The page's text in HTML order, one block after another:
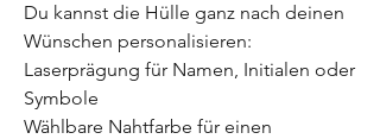
Du kannst die Hülle ganz nach deinen
Wünschen personalisieren:
Laserprägung für Namen, Initialen oder
Symbole
Wählbare Nahtfarbe für einen